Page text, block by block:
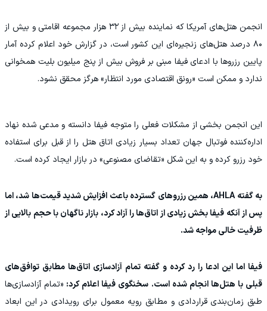
انجمن هتل‌های آمریکا که نماینده بیش از ۳۲ هزار مجموعه اقامتی و بیش از
۸۰ درصد هتل‌های زنجیره‌ای این کشور است، در گزارش خود اعلام کرده آمار
پایین رزروها با ادعای فیفا مبنی بر فروش بیش از پنج میلیون بلیت همخوانی
ندارد و ممکن است «رونق اقتصادی مورد انتظار» هرگز محقق نشود.
این انجمن بخشی از مشکلات فعلی را متوجه فیفا دانسته و مدعی شده نهاد
اداره‌کننده فوتبال جهان تعداد بسیار زیادی اتاق هتل را از قبل برای استفاده
خود رزرو کرده و به این شکل «تقاضای مصنوعی» در بازار ایجاد کرده است.
به گفته AHLA، همین رزروهای گسترده باعث افزایش شدید قیمت‌ها شد، اما
پس از آنکه فیفا بخش زیادی از اتاق‌ها را آزاد کرد، بازار ناگهان با حجم بالایی از
ظرفیت خالی مواجه شد.
فیفا اما این ادعا را رد کرده و گفته تمام آزادسازی اتاق‌ها مطابق توافق‌های
قبلی با هتل‌ها انجام شده است. سخنگوی فیفا اعلام کرد: «تمام آزادسازی‌ها
طبق زمان‌بندی قراردادی و مطابق رویه معمول برای رویدادی در این ابعاد